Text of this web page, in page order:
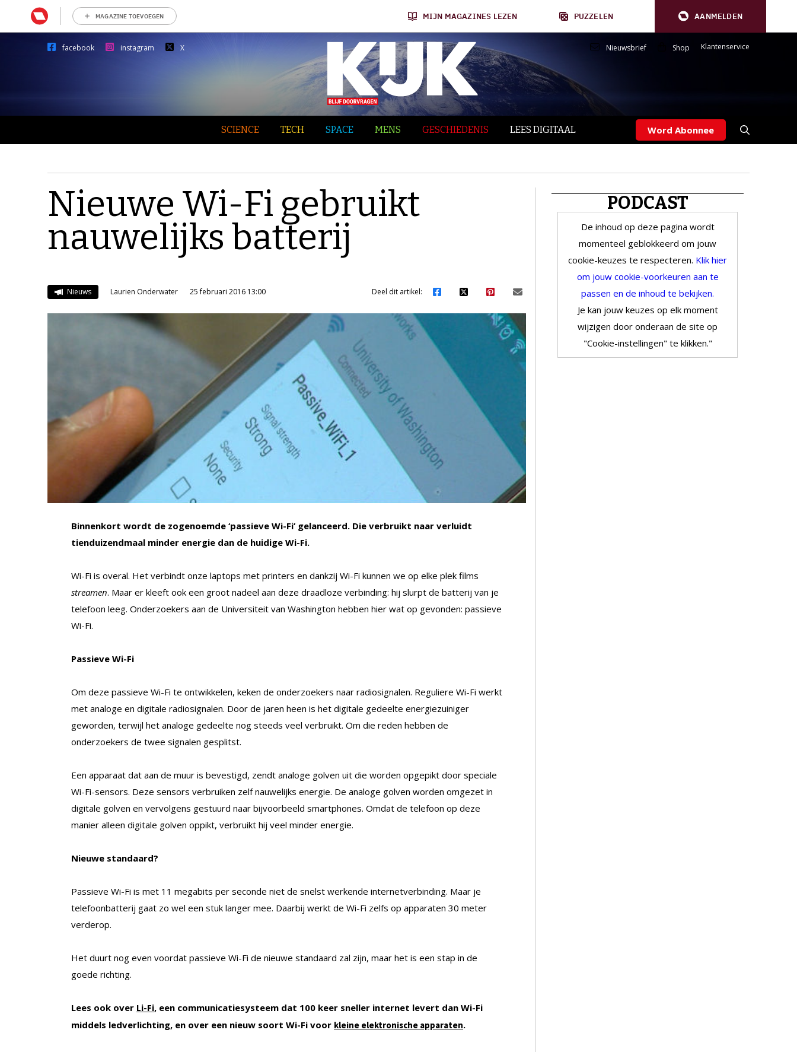
MAGAZINE TOEVOEGEN MIJN MAGAZINES LEZEN PUZZELEN AANMELDEN
facebook instagram X Nieuwsbrief Shop Klantenservice
SCIENCE TECH SPACE MENS GESCHIEDENIS LEES DIGITAAL Word Abonnee
Nieuwe Wi-Fi gebruikt
nauwelijks batterij
Nieuws Laurien Onderwater 25 februari 2016 13:00 Deel dit artikel:
Binnenkort wordt de zogenoemde ‘passieve Wi-Fi’ gelanceerd. Die verbruikt naar verluidt
tienduizendmaal minder energie dan de huidige Wi-Fi.
Wi-Fi is overal. Het verbindt onze laptops met printers en dankzij Wi-Fi kunnen we op elke plek films
streamen. Maar er kleeft ook een groot nadeel aan deze draadloze verbinding: hij slurpt de batterij van je
telefoon leeg. Onderzoekers aan de Universiteit van Washington hebben hier wat op gevonden: passieve
Wi-Fi.
Passieve Wi-Fi
Om deze passieve Wi-Fi te ontwikkelen, keken de onderzoekers naar radiosignalen. Reguliere Wi-Fi werkt
met analoge en digitale radiosignalen. Door de jaren heen is het digitale gedeelte energiezuiniger
geworden, terwijl het analoge gedeelte nog steeds veel verbruikt. Om die reden hebben de
onderzoekers de twee signalen gesplitst.
Een apparaat dat aan de muur is bevestigd, zendt analoge golven uit die worden opgepikt door speciale
Wi-Fi-sensors. Deze sensors verbruiken zelf nauwelijks energie. De analoge golven worden omgezet in
digitale golven en vervolgens gestuurd naar bijvoorbeeld smartphones. Omdat de telefoon op deze
manier alleen digitale golven oppikt, verbruikt hij veel minder energie.
Nieuwe standaard?
Passieve Wi-Fi is met 11 megabits per seconde niet de snelst werkende internetverbinding. Maar je
telefoonbatterij gaat zo wel een stuk langer mee. Daarbij werkt de Wi-Fi zelfs op apparaten 30 meter
verderop.
Het duurt nog even voordat passieve Wi-Fi de nieuwe standaard zal zijn, maar het is een stap in de
goede richting.
Lees ook over Li-Fi, een communicatiesysteem dat 100 keer sneller internet levert dan Wi-Fi
middels ledverlichting, en over een nieuw soort Wi-Fi voor kleine elektronische apparaten.
PODCAST
De inhoud op deze pagina wordt
momenteel geblokkeerd om jouw
cookie-keuzes te respecteren. Klik hier
om jouw cookie-voorkeuren aan te
passen en de inhoud te bekijken.
Je kan jouw keuzes op elk moment
wijzigen door onderaan de site op
"Cookie-instellingen" te klikken."